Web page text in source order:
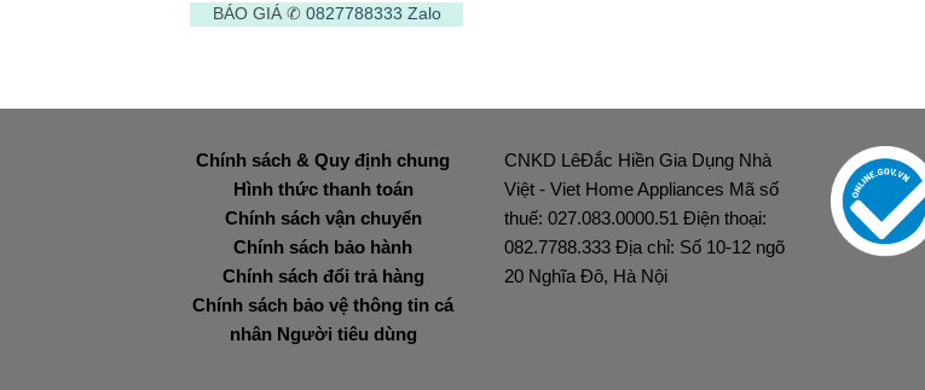
BÁO GIÁ ✆ 0827788333 Zalo
Chính sách & Quy định chung
Hình thức thanh toán
Chính sách vận chuyển
Chính sách bảo hành
Chính sách đổi trả hàng
Chính sách bảo vệ thông tin cá
nhân Người tiêu dùng
CNKD LêĐắc Hiền Gia Dụng Nhà
Việt - Viet Home Appliances Mã số
thuế: 027.083.0000.51 Điện thoại:
082.7788.333 Địa chỉ: Số 10-12 ngõ
20 Nghĩa Đô, Hà Nội